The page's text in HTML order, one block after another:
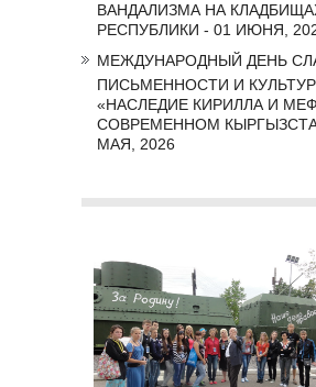
ВАНДАЛИЗМА НА
РЕСПУБЛИКИ - 01 ИЮНЯ,
МЕЖДУНАРОДНЫЙ ДЕНЬ
ПИСЬМЕННОСТИ И
«НАСЛЕДИЕ КИРИЛЛА И
СОВРЕМЕННОМ
МАЯ, 2026